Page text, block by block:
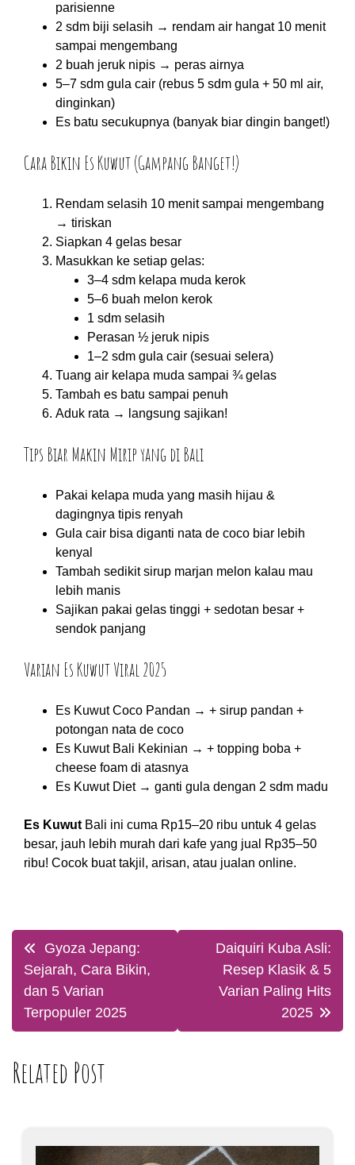
parisienne
2 sdm biji selasih → rendam air hangat 10 menit
sampai mengembang
2 buah jeruk nipis → peras airnya
5–7 sdm gula cair (rebus 5 sdm gula + 50 ml air,
dinginkan)
Es batu secukupnya (banyak biar dingin banget!)
Cara Bikin Es Kuwut (Gampang Banget!)
Rendam selasih 10 menit sampai mengembang
→ tiriskan
Siapkan 4 gelas besar
Masukkan ke setiap gelas:
3–4 sdm kelapa muda kerok
5–6 buah melon kerok
1 sdm selasih
Perasan ½ jeruk nipis
1–2 sdm gula cair (sesuai selera)
Tuang air kelapa muda sampai ¾ gelas
Tambah es batu sampai penuh
Aduk rata → langsung sajikan!
Tips Biar Makin Mirip yang di Bali
Pakai kelapa muda yang masih hijau &
dagingnya tipis renyah
Gula cair bisa diganti nata de coco biar lebih
kenyal
Tambah sedikit sirup marjan melon kalau mau
lebih manis
Sajikan pakai gelas tinggi + sedotan besar +
sendok panjang
Varian Es Kuwut Viral 2025
Es Kuwut Coco Pandan → + sirup pandan +
potongan nata de coco
Es Kuwut Bali Kekinian → + topping boba +
cheese foam di atasnya
Es Kuwut Diet → ganti gula dengan 2 sdm madu
Es Kuwut Bali ini cuma Rp15–20 ribu untuk 4 gelas
besar, jauh lebih murah dari kafe yang jual Rp35–50
ribu! Cocok buat takjil, arisan, atau jualan online.
Post
navigation
Gyoza Jepang:
Sejarah, Cara Bikin,
dan 5 Varian
Terpopuler 2025
Daiquiri Kuba Asli:
Resep Klasik & 5
Varian Paling Hits
2025
Related Post